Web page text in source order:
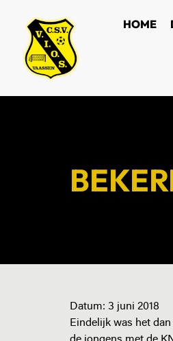
HOME
Datum: 3 juni 2018
Eindelijk was het